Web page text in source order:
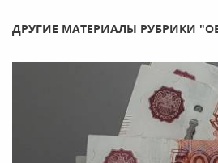
ДРУГИЕ МАТЕРИАЛЫ РУБРИКИ